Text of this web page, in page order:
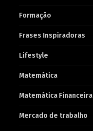
Formação
Frases Inspiradoras
Lifestyle
Matemática
Matemática Financeira
Mercado de trabalho